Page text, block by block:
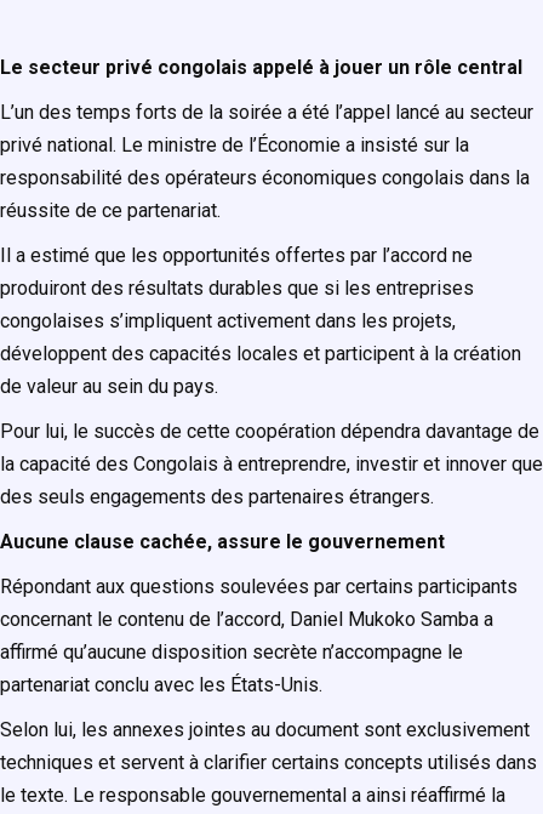
Le secteur privé congolais appelé à jouer un rôle central
L’un des temps forts de la soirée a été l’appel lancé au secteur
privé national. Le ministre de l’Économie a insisté sur la
responsabilité des opérateurs économiques congolais dans la
réussite de ce partenariat.
Il a estimé que les opportunités offertes par l’accord ne
produiront des résultats durables que si les entreprises
congolaises s’impliquent activement dans les projets,
développent des capacités locales et participent à la création
de valeur au sein du pays.
Pour lui, le succès de cette coopération dépendra davantage de
la capacité des Congolais à entreprendre, investir et innover que
des seuls engagements des partenaires étrangers.
Aucune clause cachée, assure le gouvernement
Répondant aux questions soulevées par certains participants
concernant le contenu de l’accord, Daniel Mukoko Samba a
affirmé qu’aucune disposition secrète n’accompagne le
partenariat conclu avec les États-Unis.
Selon lui, les annexes jointes au document sont exclusivement
techniques et servent à clarifier certains concepts utilisés dans
le texte. Le responsable gouvernemental a ainsi réaffirmé la